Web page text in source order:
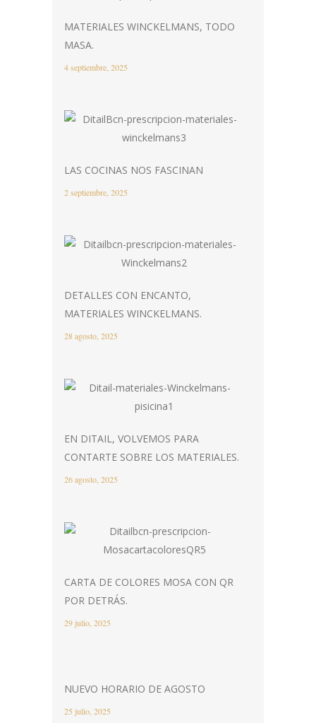
MATERIALES WINCKELMANS, TODO
MASA.
4 septiembre, 2025
LAS COCINAS NOS FASCINAN
2 septiembre, 2025
DETALLES CON ENCANTO,
MATERIALES WINCKELMANS.
28 agosto, 2025
EN DITAIL, VOLVEMOS PARA
CONTARTE SOBRE LOS MATERIALES.
26 agosto, 2025
CARTA DE COLORES MOSA CON QR
POR DETRÁS.
29 julio, 2025
NUEVO HORARIO DE AGOSTO
25 julio, 2025